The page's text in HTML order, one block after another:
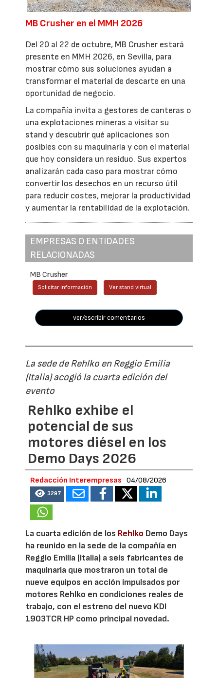
MB Crusher en el MMH 2026
Del 20 al 22 de octubre, MB Crusher estará
presente en MMH 2026, en Sevilla, para
mostrar cómo sus soluciones ayudan a
transformar el material de descarte en una
oportunidad de negocio.
La compañía invita a gestores de canteras o
una explotaciones mineras a visitar su
stand y descubrir qué aplicaciones son
posibles con su maquinaria y con el material
que hoy considera un residuo. Sus expertos
analizarán cada caso para mostrar cómo
convertir los desechos en un recurso útil
para reducir costes, mejorar la productividad
y aumentar la rentabilidad de la explotación.
EMPRESAS O ENTIDADES
RELACIONADAS
MB Crusher
Solicitar información Ver stand virtual
ver/escribir comentarios
La sede de Rehlko en Reggio Emilia
(Italia) acogió la cuarta edición del
evento
Rehlko exhibe el
potencial de sus
motores diésel en los
Demo Days 2026
Redacción Interempresas 04/08/2026
3297
La cuarta edición de los Rehlko Demo Days
ha reunido en la sede de la compañía en
Reggio Emilia (Italia) a seis fabricantes de
maquinaria que mostraron un total de
nueve equipos en acción impulsados por
motores Rehlko en condiciones reales de
trabajo, con el estreno del nuevo KDI
1903TCR HP como principal novedad.